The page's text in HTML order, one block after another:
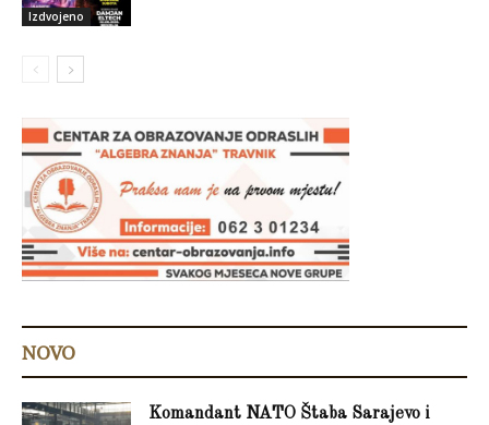
Izdvojeno
NOVO
Komandant NATO Štaba Sarajevo i